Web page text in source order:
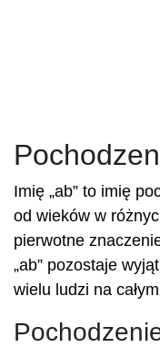
Imię „ab” to imię
od wieków w
pierwotne
„ab” pozostaje
wielu ludzi na